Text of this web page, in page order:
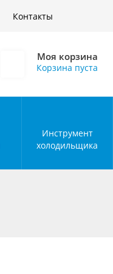
Контакты
Моя корзина
Корзина пуста
Инструмент
холодильщика